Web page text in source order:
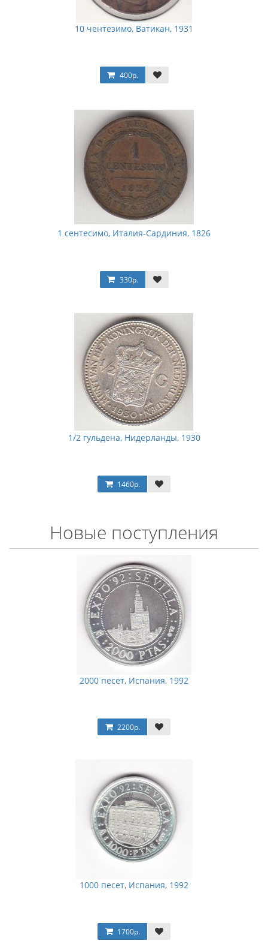
10 чентезимо, Ватикан, 1931
400р.
1 сентесимо, Италия-Сардиния, 1826
330р.
1/2 гульдена, Нидерланды, 1930
1460р.
Новые поступления
2000 песет, Испания, 1992
2200р.
1000 песет, Испания, 1992
1700р.